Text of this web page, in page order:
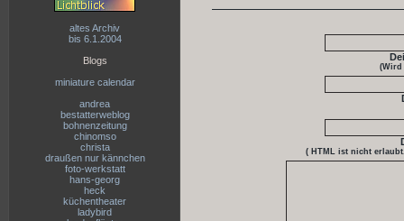
altes Archiv
bis 6.1.2004
Blogs
miniature calendar
andrea
bestatterweblog
bohnenzeitung
chinomso
christa
draußen nur kännchen
foto-werkstatt
hans-georg
heck
küchentheater
ladybird
(Wird
( HTML ist nicht